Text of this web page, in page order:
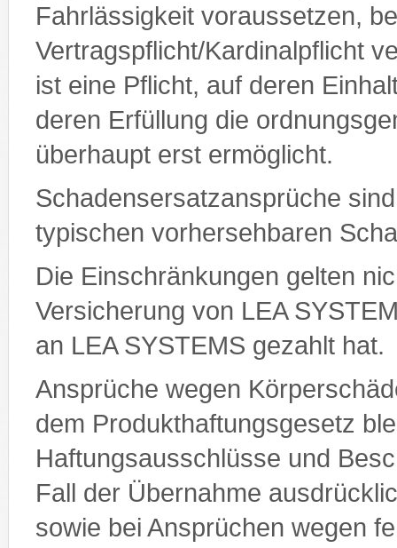
Fahrlässigkeit voraussetzen,
Vertragspflicht/Kardinalpflicht
ist eine Pflicht, auf deren
deren Erfüllung die
überhaupt erst ermöglicht.
Schadensersatzansprüche
typischen vorhersehbaren
Die Einschränkungen gelten
Versicherung von LEA
an LEA SYSTEMS gezahlt hat.
Ansprüche wegen
dem Produkthaftungsgesetz
Haftungsausschlüsse und
Fall der Übernahme
sowie bei Ansprüchen wegen